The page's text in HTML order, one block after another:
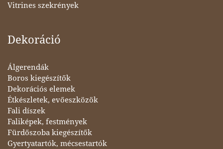
Vitrines szekrények
Dekoráció
Álgerendák
Boros kiegészítők
Dekorációs elemek
Étkészletek, evőeszközök
Fali díszek
Faliképek, festmények
Fürdőszoba kiegészítők
Gyertyatartók, mécsestartók